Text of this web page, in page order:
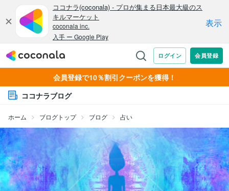
会員登録で10％割引クーポンを獲得！
ココナラブログ
ホーム ブログトップ ブログ 占い